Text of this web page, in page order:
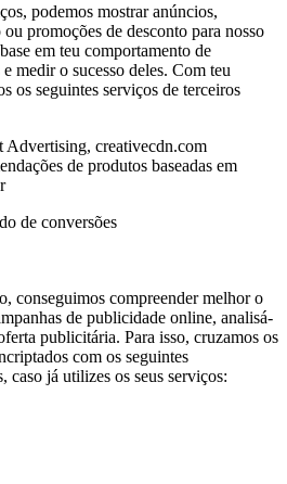
podemos mostrar anúncios,
promoções de desconto para nosso
em teu comportamento de
medir o sucesso deles. Com teu
os seguintes serviços de terceiros
creativecdn.com
de produtos baseadas em
de conversões
conseguimos compreender melhor o
de publicidade online, analisá-
publicitária. Para isso, cruzamos os
com os seguintes
caso já utilizes os seus serviços: